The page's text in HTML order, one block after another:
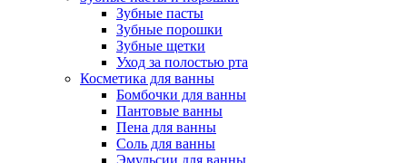
Зубные пасты
Зубные порошки
Зубные щетки
Уход за полостью рта
Косметика для ванны
Бомбочки для ванны
Пантовые ванны
Пена для ванны
Соль для ванны
Эмульсии для ванны